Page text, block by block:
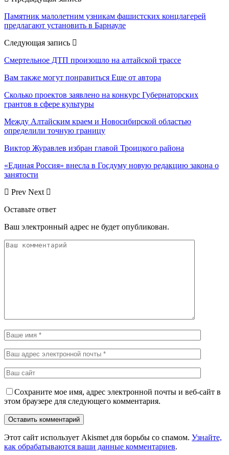
Памятник малолетним узникам фашистских концлагерей
предлагают установить в Барнауле
Следующая запись
Смертельное ДТП произошло на алтайской трассе
Вам также могут понравиться Еще от автора
Сколько проектов заявлено на конкурс Губернаторских
грантов в сфере культуры
Между Алтайским краем и Новосибирской областью
определили точную границу
Виктор Журавлев избран главой Троицкого района
«Единая Россия» внесла в Госдуму новую редакцию закона о
занятости
Prev Next
Оставьте ответ
Ваш электронный адрес не будет опубликован.
Сохраните мое имя, адрес электронной почты и веб-сайт в
этом браузере для следующего комментария.
Этот сайт использует Akismet для борьбы со спамом. Узнайте,
как обрабатываются ваши данные комментариев.